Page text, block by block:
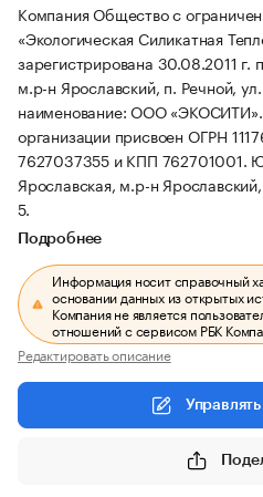
Компания Общество с
«Экологическая Силикатная
зарегистрирована 30.08.2011 г.
м.р-н Ярославский, п. Речной,
наименование: ООО «ЭКОСИТИ».
организации присвоен ОГРН
7627037355 и КПП 762701001.
Ярославская, м.р-н
5.
Подробнее
Информация носит справочный
основании данных из открытых
Компания не является
отношений с сервисом РБК
Редактировать описание